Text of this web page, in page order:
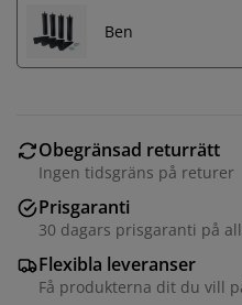
Ben
Obegränsad returrätt
Ingen tidsgräns på returer
Prisgaranti
30 dagars prisgaranti på
Flexibla leveranser
Få produkterna dit du vill